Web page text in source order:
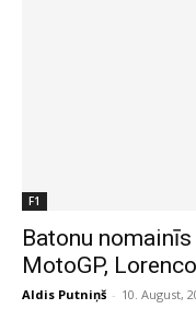
F1
Batonu
MotoGP,
Aldis Putniņš - 10. August,